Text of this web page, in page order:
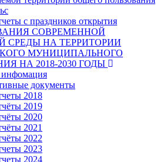
с праздников открытия
СОВРЕМЕННОЙ
СРЕДЫ НА ТЕРРИТОРИИ
МУНИЦИПАЛЬНОГО
НА 2018-2030 ГОДЫ
документы
2018
2019
2020
2021
2022
2023
2024